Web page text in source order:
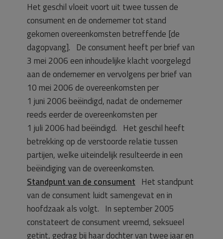
Het geschil vloeit voort uit twee tussen de
consument en de ondernemer tot stand
gekomen overeenkomsten betreffende [de
dagopvang]. De consument heeft per brief van
3 mei 2006 een inhoudelijke klacht voorgelegd
aan de ondernemer en vervolgens per brief van
10 mei 2006 de overeenkomsten per
1 juni 2006 beëindigd, nadat de ondernemer
reeds eerder de overeenkomsten per
1 juli 2006 had beëindigd. Het geschil heeft
betrekking op de verstoorde relatie tussen
partijen, welke uiteindelijk resulteerde in een
beëindiging van de overeenkomsten.
Standpunt van de consument Het standpunt
van de consument luidt samengevat en in
hoofdzaak als volgt. In september 2005
constateert de consument vreemd, seksueel
getint, gedrag bij haar dochter van twee jaar en